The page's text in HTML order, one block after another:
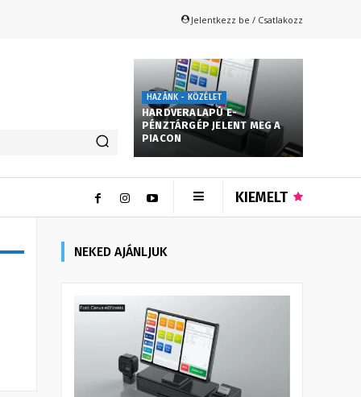
Jelentkezz be / Csatlakozz
HAZÁNK - KÖZÉLET
HARDVERALAPÚ E-
PÉNZTÁRGÉP JELENT MEG A
PIACON
KIEMELT
NEKED AJÁNLJUK